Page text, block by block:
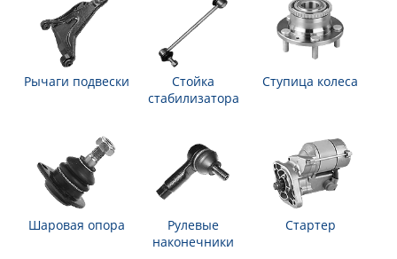
Рычаги подвески
Стойка
стабилизатора
Ступица колеса
Шаровая опора
Рулевые
наконечники
Стартер